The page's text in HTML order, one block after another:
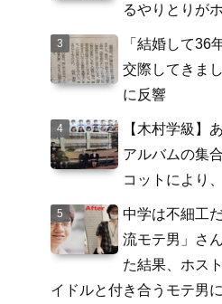
るやりとりが
「結婚して36
交際してきま
に反響
【木村学級】
アルバムの集
コットにより
中学は不細工
流モテ男」さ
た結果、ホス
イドルと付き合うモテ男